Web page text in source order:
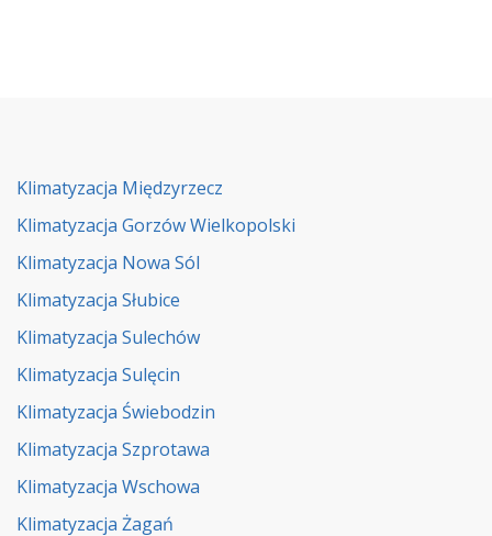
Klimatyzacja Międzyrzecz
Klimatyzacja Gorzów Wielkopolski
Klimatyzacja Nowa Sól
Klimatyzacja Słubice
Klimatyzacja Sulechów
Klimatyzacja Sulęcin
Klimatyzacja Świebodzin
Klimatyzacja Szprotawa
Klimatyzacja Wschowa
Klimatyzacja Żagań